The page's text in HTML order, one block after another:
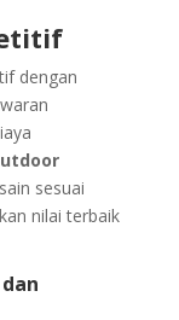
dengan
sesuai
nilai terbaik